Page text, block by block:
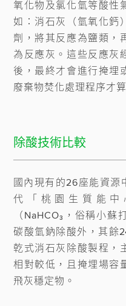
氧化物及氯化氫等酸性
如：消石灰（氫氧化鈣
劑，將其反應為鹽類，
為反應灰。這些反應灰
後，最終才會進行掩埋
廢棄物焚化處理程序才算
除酸技術比較
國內現有的26座能資源
代「桃園生質能中
（NaHCO₃，俗稱小
碳酸氫鈉除酸外，其餘
乾式消石灰除酸製程，
相對較低，且掩埋場容
飛灰穩定物。